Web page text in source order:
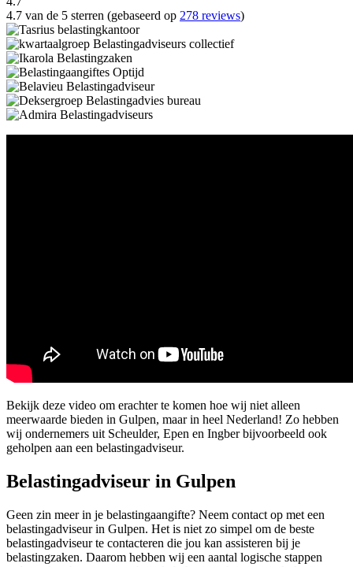
4.7 van de 5 sterren (gebaseerd op 278 reviews)
Bekijk deze video om erachter te komen hoe wij niet alleen
meerwaarde bieden in Gulpen, maar in heel Nederland! Zo hebben
wij ondernemers uit Scheulder, Epen en Ingber bijvoorbeeld ook
geholpen aan een belastingadviseur.
Belastingadviseur in Gulpen
Geen zin meer in je belastingaangifte? Neem contact op met een
belastingadviseur in Gulpen. Het is niet zo simpel om de beste
belastingadviseur te contacteren die jou kan assisteren bij je
belastingzaken. Daarom hebben wij een aantal logische stappen